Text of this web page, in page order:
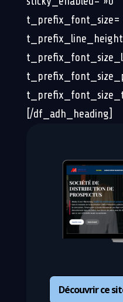
t_prefix_font_size=
[/df_adh_heading]
Découvrir ce